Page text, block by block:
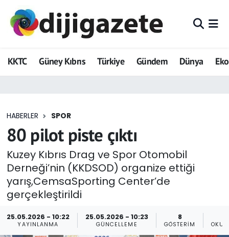
KKTC Güney Kıbrıs Türkiye Gündem Dünya
HABERLER SPOR
80 pilot piste çıktı
Kuzey Kıbrıs Drag ve Spor Otomobil
Derneği’nin (KKDSOD) organize ettiği
yarış,CemsaSporting Center’de
gerçekleştirildi
25.05.2026 - 10:22
YAYINLANMA
25.05.2026 - 10:23
GÜNCELLEME
8
GÖSTERIM
ADVERTORIAL
Dijigazete
Eğitim
Ekonomi
Foto Galeri
GEZİ
Güncel
Hava Durumu
Trafik Durumu
Tüm Manşetler
Son Dakika Haberleri
Haber Arşivi